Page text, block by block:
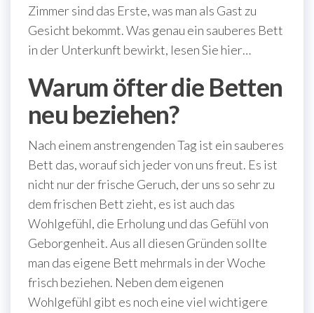
Zimmer sind das Erste, was man als Gast zu
Gesicht bekommt. Was genau ein sauberes Bett
in der Unterkunft bewirkt, lesen Sie hier…
Warum öfter die Betten
neu beziehen?
Nach einem anstrengenden Tag ist ein sauberes
Bett das, worauf sich jeder von uns freut. Es ist
nicht nur der frische Geruch, der uns so sehr zu
dem frischen Bett zieht, es ist auch das
Wohlgefühl, die Erholung und das Gefühl von
Geborgenheit. Aus all diesen Gründen sollte
man das eigene Bett mehrmals in der Woche
frisch beziehen. Neben dem eigenen
Wohlgefühl gibt es noch eine viel wichtigere